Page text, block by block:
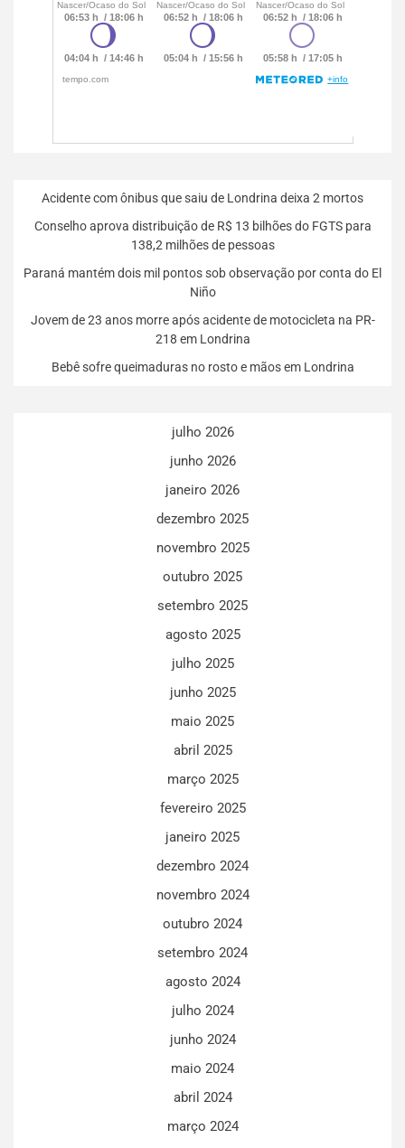
Acidente com ônibus que saiu de Londrina deixa 2 mortos
Conselho aprova distribuição de R$ 13 bilhões do FGTS para
138,2 milhões de pessoas
Paraná mantém dois mil pontos sob observação por conta do El
Niño
Jovem de 23 anos morre após acidente de motocicleta na PR-
218 em Londrina
Bebê sofre queimaduras no rosto e mãos em Londrina
julho 2026
junho 2026
janeiro 2026
dezembro 2025
novembro 2025
outubro 2025
setembro 2025
agosto 2025
julho 2025
junho 2025
maio 2025
abril 2025
março 2025
fevereiro 2025
janeiro 2025
dezembro 2024
novembro 2024
outubro 2024
setembro 2024
agosto 2024
julho 2024
junho 2024
maio 2024
abril 2024
março 2024